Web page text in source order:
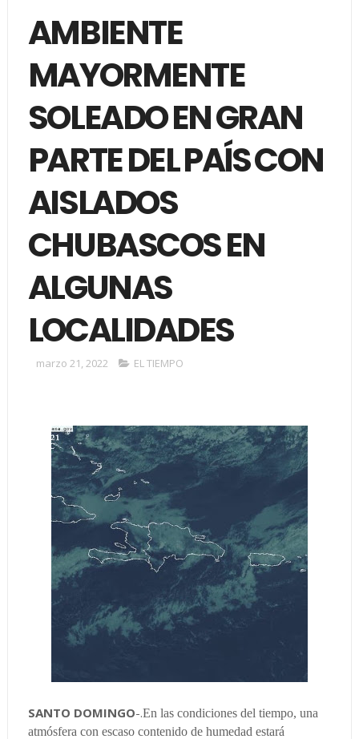
AMBIENTE
MAYORMENTE
SOLEADO EN GRAN
PARTE DEL PAÍS CON
AISLADOS
CHUBASCOS EN
ALGUNAS
LOCALIDADES
marzo 21, 2022 EL TIEMPO
SANTO DOMINGO-.En las condiciones del tiempo, una
atmósfera con escaso contenido de humedad estará